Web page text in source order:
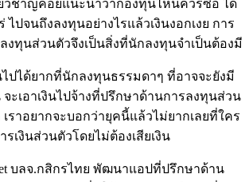
วชาญคอยแนะนำว่ากองทุนไหนควรซื้อ ได้
ไปจนถึงลงทุนอย่างไรแล้วเงินงอกเงย การ
งทุนส่วนตัวจึงเป็นสิ่งที่นักลงทุนจำเป็นต้องมี
ไปได้ยากที่นักลงทุนธรรมดาๆ ที่อาจจะยังมี
จะเอาเงินไปจ้างที่ปรึกษาด้านการลงทุนส่วน
เราอยากจะบอกว่ายุคนี้แล้วไม่ยากเลยที่ใคร
เงินส่วนตัวโดยไม่ต้องเสียเงิน
บลจ.กสิกรไทย พัฒนาแอปที่ปรึกษาด้าน